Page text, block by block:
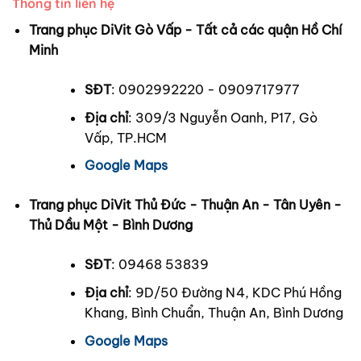
Thông tin liên hệ
Trang phục DiVit Gò Vấp - Tất cả các quận Hồ Chí
Minh
SĐT: 0902992220 - 0909717977
Địa chỉ: 309/3 Nguyễn Oanh, P17, Gò
Vấp, TP.HCM
Google Maps
Trang phục DiVit Thủ Đức - Thuận An - Tân Uyên -
Thủ Dầu Một - Bình Dương
SĐT: 09468 53839
Địa chỉ: 9D/50 Đường N4, KDC Phú Hồng
Khang, Bình Chuẩn, Thuận An, Bình Dương
Google Maps